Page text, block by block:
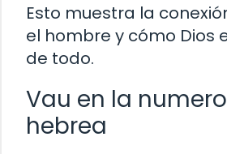
Esto muestra la
el hombre y cómo Dios
de todo.
Vau en la
hebrea